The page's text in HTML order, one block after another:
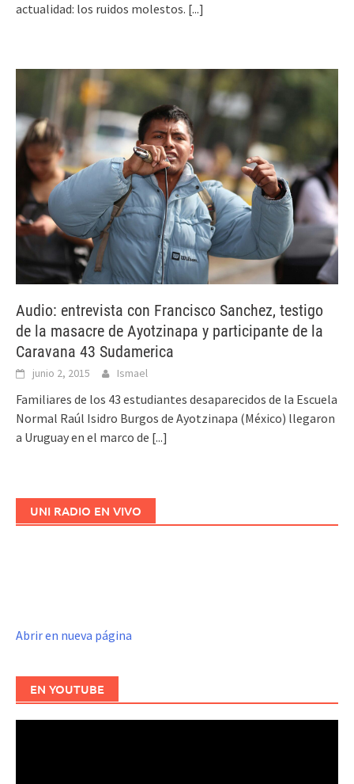
actualidad: los ruidos molestos. [...]
Audio: entrevista con Francisco Sanchez, testigo
de la masacre de Ayotzinapa y participante de la
Caravana 43 Sudamerica
junio 2, 2015 Ismael
Familiares de los 43 estudiantes desaparecidos de la Escuela
Normal Raúl Isidro Burgos de Ayotzinapa (México) llegaron
a Uruguay en el marco de [...]
UNI RADIO EN VIVO
Abrir en nueva página
EN YOUTUBE